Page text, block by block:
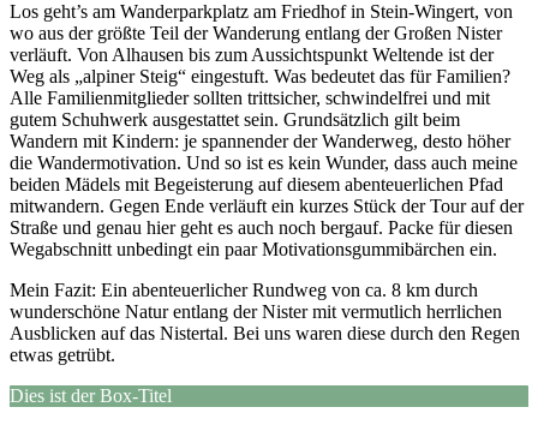
Los geht’s am Wanderparkplatz am Friedhof in Stein-Wingert, von
wo aus der größte Teil der Wanderung entlang der Großen Nister
verläuft. Von Alhausen bis zum Aussichtspunkt Weltende ist der
Weg als „alpiner Steig“ eingestuft. Was bedeutet das für Familien?
Alle Familienmitglieder sollten trittsicher, schwindelfrei und mit
gutem Schuhwerk ausgestattet sein. Grundsätzlich gilt beim
Wandern mit Kindern: je spannender der Wanderweg, desto höher
die Wandermotivation. Und so ist es kein Wunder, dass auch meine
beiden Mädels mit Begeisterung auf diesem abenteuerlichen Pfad
mitwandern. Gegen Ende verläuft ein kurzes Stück der Tour auf der
Straße und genau hier geht es auch noch bergauf. Packe für diesen
Wegabschnitt unbedingt ein paar Motivationsgummibärchen ein.
Mein Fazit: Ein abenteuerlicher Rundweg von ca. 8 km durch
wunderschöne Natur entlang der Nister mit vermutlich herrlichen
Ausblicken auf das Nistertal. Bei uns waren diese durch den Regen
etwas getrübt.
Dies ist der Box-Titel